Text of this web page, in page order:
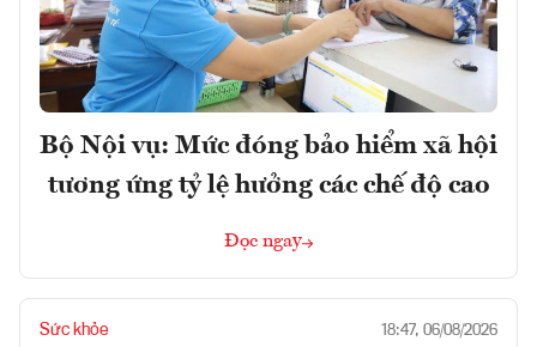
Bộ Nội vụ: Mức đóng bảo hiểm xã hội
tương ứng tỷ lệ hưởng các chế độ cao
Đọc ngay
Sức khỏe 18:47, 06/08/2026